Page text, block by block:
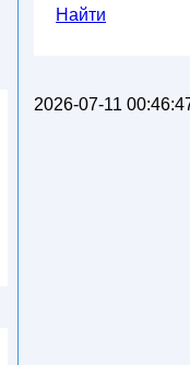
Найти
2026-07-11